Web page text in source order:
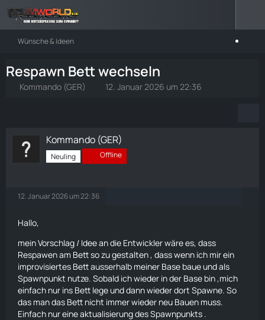
Wünsche & Ideen
Respawn Bett wechseln
Kommando (GER) 12. Januar 2026 um 22:36
Kommando (GER)
Neuling Offline
12. Januar 2026 um 22:36
Hallo,
mein Vorschlag / Idee an die Entwickler wäre es, dass
Respawen am Bett so zu gestalten , dass wenn ich mir ein
improvisiertes Bett ausserhalb meiner Base baue und als
Spawnpunkt nutze. Sobald ich wieder in der Base bin ,mich
einfach nur ins Bett lege und dann wieder dort Spawne. So
das man das Bett nicht immer wieder neu Bauen muss.
Einfach nur eine aktualisierung des Spawnpunkts .